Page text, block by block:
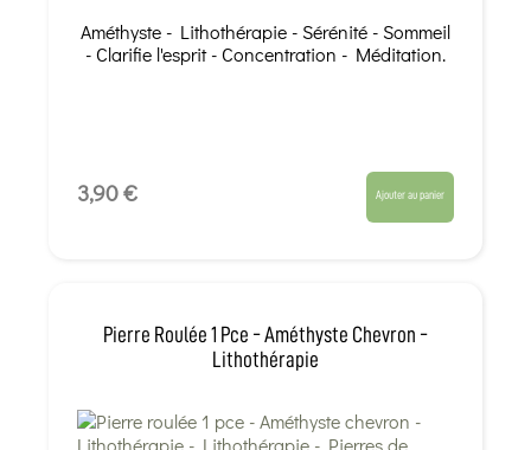
Améthyste - Lithothérapie - Sérénité - Sommeil
- Clarifie l'esprit - Concentration - Méditation.
3,90 € Ajouter au panier
Pierre Roulée 1 Pce - Améthyste Chevron -
Lithothérapie